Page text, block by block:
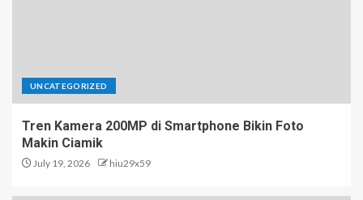
UNCATEGORIZED
Tren Kamera 200MP di Smartphone Bikin Foto
Makin Ciamik
July 19, 2026 hiu29x59